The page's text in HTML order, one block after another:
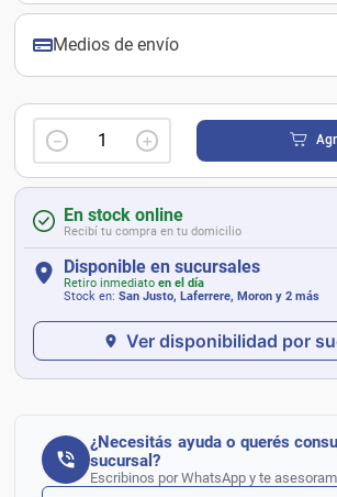
Medios de envío
＋
－
En stock online
Recibí tu compra en tu domicilio
Disponible en sucursales
Retiro inmediato en el día
Stock en: San Justo, Laferrere, Moron y 2 más
Ver disponibilidad por
¿Necesitás ayuda o querés
sucursal?
Escribinos por WhatsApp y te